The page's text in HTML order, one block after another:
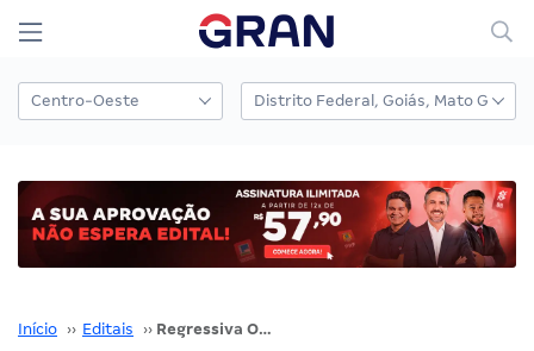
Início ›› Editais ›› Regressiva OAB 31 dias – (Dica 26) Direito do Trabalho: Professor Leandro Alencar